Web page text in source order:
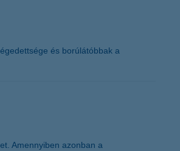
és borúlátóbbak a
Amennyiben azonban a